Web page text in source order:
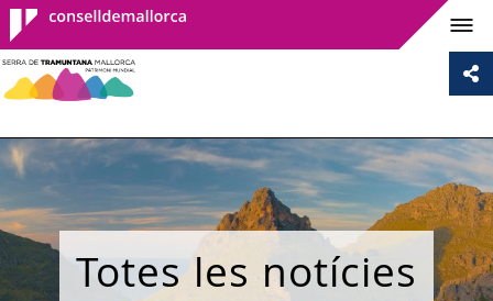
Consell de
Mallorca
Totes les notícies